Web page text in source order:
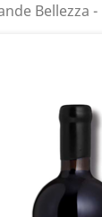
Bellezza